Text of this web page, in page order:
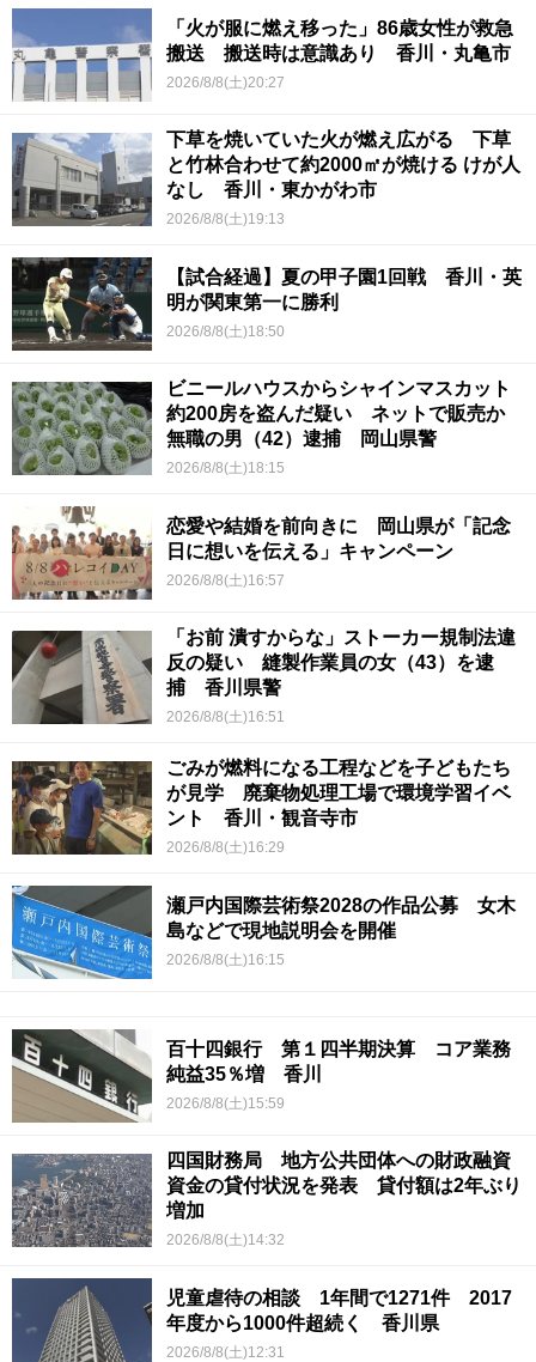
「火が服に燃え移った」86歳女性が救急
搬送 搬送時は意識あり 香川・丸亀市
2026/8/8(土)20:27
下草を焼いていた火が燃え広がる 下草
と竹林合わせて約2000㎡が焼ける けが人
なし 香川・東かがわ市
2026/8/8(土)19:13
【試合経過】夏の甲子園1回戦 香川・英
明が関東第一に勝利
2026/8/8(土)18:50
ビニールハウスからシャインマスカット
約200房を盗んだ疑い ネットで販売か
無職の男（42）逮捕 岡山県警
2026/8/8(土)18:15
恋愛や結婚を前向きに 岡山県が「記念
日に想いを伝える」キャンペーン
2026/8/8(土)16:57
「お前 潰すからな」ストーカー規制法違
反の疑い 縫製作業員の女（43）を逮
捕 香川県警
2026/8/8(土)16:51
ごみが燃料になる工程などを子どもたち
が見学 廃棄物処理工場で環境学習イベ
ント 香川・観音寺市
2026/8/8(土)16:29
瀬戸内国際芸術祭2028の作品公募 女木
島などで現地説明会を開催
2026/8/8(土)16:15
百十四銀行 第１四半期決算 コア業務
純益35％増 香川
2026/8/8(土)15:59
四国財務局 地方公共団体への財政融資
資金の貸付状況を発表 貸付額は2年ぶり
増加
2026/8/8(土)14:32
児童虐待の相談 1年間で1271件 2017
年度から1000件超続く 香川県
2026/8/8(土)12:31